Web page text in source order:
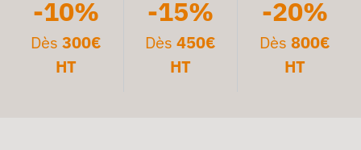
-10%
Dès300€
HT
-15%
Dès 450€
HT
-20%
Dès 800€
HT